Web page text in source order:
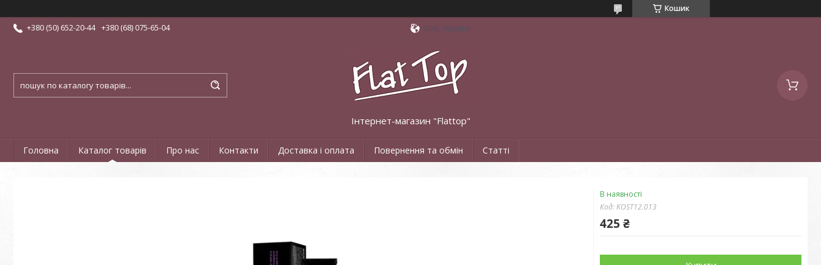
Кошик
+380 (50) 652-20-44 +380 (68) 075-65-04 Київ, Україна
Інтернет-магазин "Flattop"
Головна Каталог товарів Про нас Контакти Доставка і оплата Повернення та обмін Статті
В наявності
Код:KOST12.013
425 ₴